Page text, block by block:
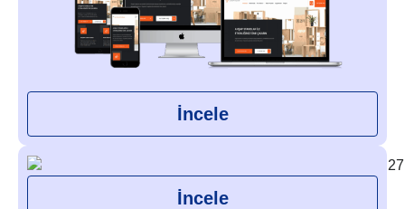
İncele
İncele